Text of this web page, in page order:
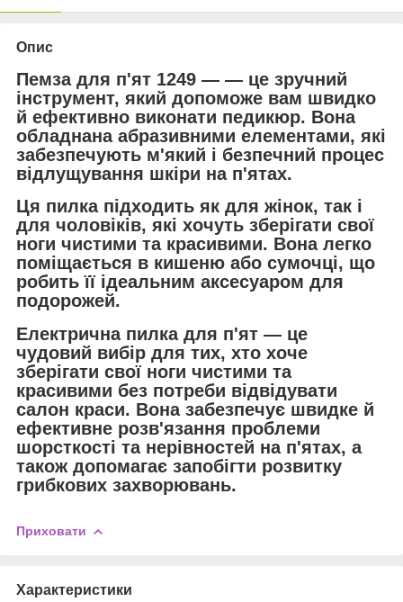
Опис
Пемза для п'ят 1249 — — це зручний
інструмент, який допоможе вам швидко
й ефективно виконати педикюр. Вона
обладнана абразивними елементами, які
забезпечують м'який і безпечний процес
відлущування шкіри на п'ятах.
Ця пилка підходить як для жінок, так і
для чоловіків, які хочуть зберігати свої
ноги чистими та красивими. Вона легко
поміщається в кишеню або сумочці, що
робить її ідеальним аксесуаром для
подорожей.
Електрична пилка для п'ят — це
чудовий вибір для тих, хто хоче
зберігати свої ноги чистими та
красивими без потреби відвідувати
салон краси. Вона забезпечує швидке й
ефективне розв'язання проблеми
шорсткості та нерівностей на п'ятах, а
також допомагає запобігти розвитку
грибкових захворювань.
Приховати
Характеристики